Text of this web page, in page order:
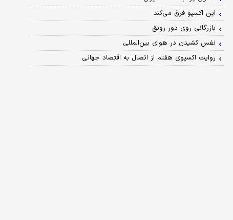
این اکسپو فرق می‌کند
بازرگانی روی دور رونق
نفس کشیدن در هوای بین‌المللی
روایت اکسپوی هفتم از اتصال به اقتصاد جهانی